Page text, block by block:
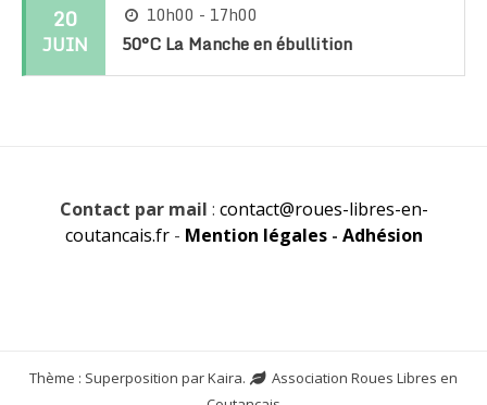
20
JUIN
10h00 - 17h00
50°C La Manche en ébullition
Contact par mail : contact@roues-libres-en-
coutancais.fr- Mention légales- Adhésion
Thème : Superposition parKaira.
Association Roues Libres en